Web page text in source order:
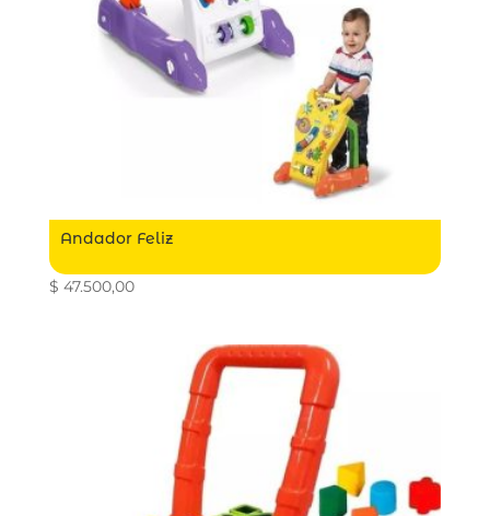
Andador Feliz
$ 47.500,00